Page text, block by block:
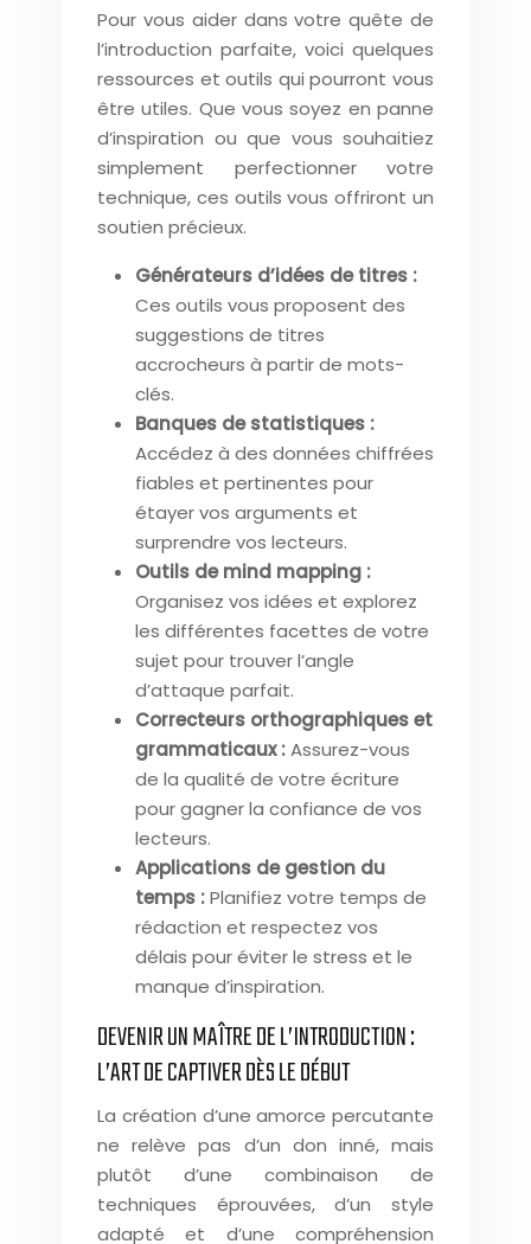
Pour vous aider dans votre quête de
l’introduction parfaite, voici quelques
ressources et outils qui pourront vous
être utiles. Que vous soyez en panne
d’inspiration ou que vous souhaitiez
simplement perfectionner votre
technique, ces outils vous offriront un
soutien précieux.
Générateurs d’idées de titres :
Ces outils vous proposent des
suggestions de titres
accrocheurs à partir de mots-
clés.
Banques de statistiques :
Accédez à des données chiffrées
fiables et pertinentes pour
étayer vos arguments et
surprendre vos lecteurs.
Outils de mind mapping :
Organisez vos idées et explorez
les différentes facettes de votre
sujet pour trouver l’angle
d’attaque parfait.
Correcteurs orthographiques et
grammaticaux :Assurez-vous
de la qualité de votre écriture
pour gagner la confiance de vos
lecteurs.
Applications de gestion du
temps :Planifiez votre temps de
rédaction et respectez vos
délais pour éviter le stress et le
manque d’inspiration.
DEVENIR UN MAÎTRE DE L’INTRODUCTION :
L’ART DE CAPTIVER DÈS LE DÉBUT
La création d’une amorce percutante
ne relève pas d’un don inné, mais
plutôt d’une combinaison de
techniques éprouvées, d’un style
adapté et d’une compréhension